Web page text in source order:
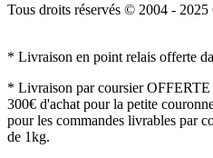
Tous droits réservés © 2004 -
* Livraison en point relais offerte
* Livraison par coursier OFFERTE
300€ d'achat pour la petite
pour les commandes livrables par
de 1kg.